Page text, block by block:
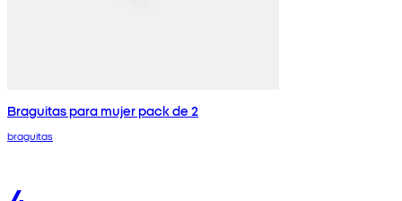
Braguitas para mujer pack de 2
braguitas